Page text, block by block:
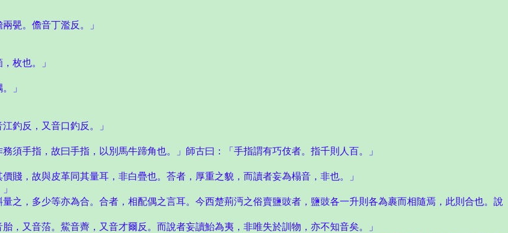
甖。儋音丁濫反。」
枚也。」
」
釣反，又音口釣反。」
手指，故曰手指，以別馬牛蹄角也。」師古曰：「手指謂有巧伎者。指千則人百。」
，故與皮革同其量耳，非白疊也。荅者，厚重之貌，而讀者妄為榻音，非也。」
，多少等亦為合。合者，相配偶之言耳。今西楚荊沔之俗賣鹽豉者，鹽豉各一升則各為裹而相隨焉，此則合也。說
又音菭。鮆音薺，又音才爾反。而說者妄讀鮐為夷，非唯失於訓物，亦不知音矣。」